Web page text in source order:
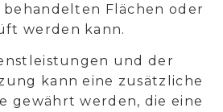
Flächen oder
werden kann.
und der
kann eine zusätzliche
gewährt werden, die eine